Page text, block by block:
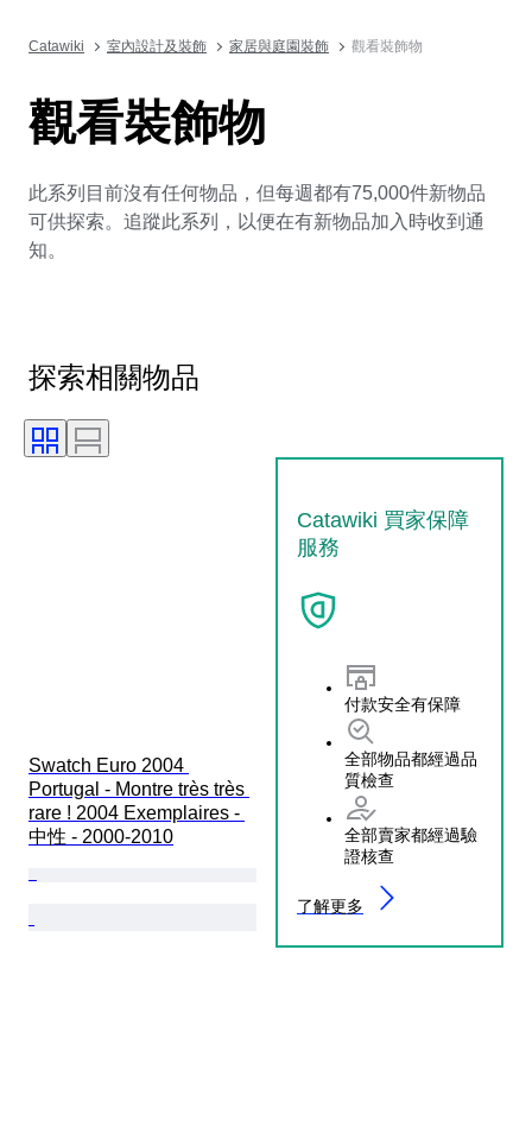
Catawiki 室內設計及裝飾 家居與庭園裝飾 觀看裝飾物
觀看裝飾物
此系列目前沒有任何物品，但每週都有75,000件新物品
可供探索。追蹤此系列，以便在有新物品加入時收到通
知。
探索相關物品
Catawiki 買家保障
服務
付款安全有保障
全部物品都經過品
質檢查
全部賣家都經過驗
證核查
了解更多
Swatch Euro 2004
Portugal - Montre très très
rare ! 2004 Exemplaires -
中性 - 2000-2010